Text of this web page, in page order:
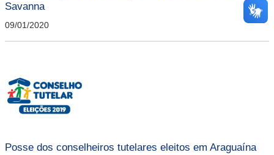
Savanna
09/01/2020
Posse dos conselheiros tutelares eleitos em Araguaína